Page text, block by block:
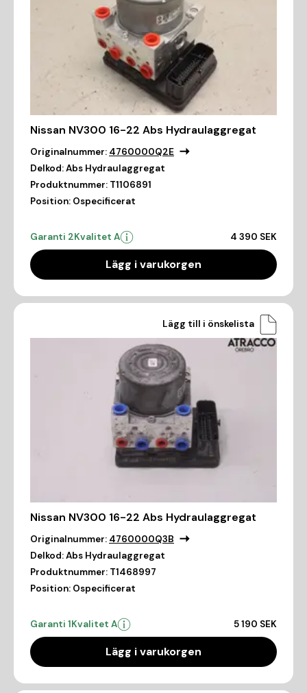
Nissan NV300 16-22 Abs Hydraulaggregat
Originalnummer: 4760000Q2E
Delkod:Abs Hydraulaggregat
Produktnummer: T1106891
Position: Ospecificerat
Garanti 2Kvalitet A 4 390 SEK
Lägg i varukorgen
Lägg till i önskelista
Nissan NV300 16-22 Abs Hydraulaggregat
Originalnummer: 4760000Q3B
Delkod:Abs Hydraulaggregat
Produktnummer: T1468997
Position: Ospecificerat
Garanti 1Kvalitet A 5 190 SEK
Lägg i varukorgen